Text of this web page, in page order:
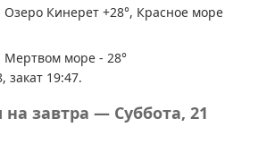
Кинерет +28°, Красное море
Мертвом море - 28°
закат 19:47.
завтра — Суббота, 21